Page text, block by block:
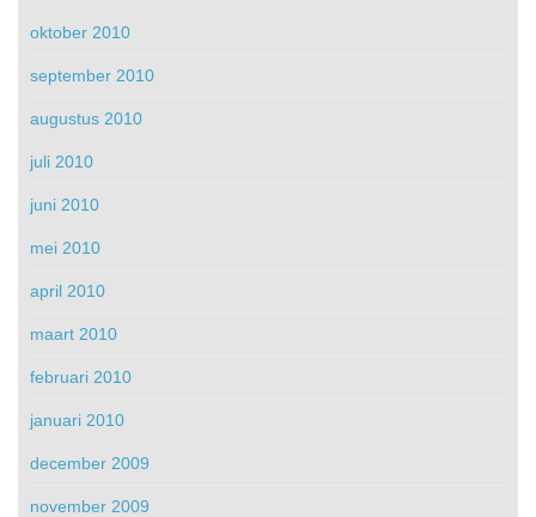
oktober 2010
september 2010
augustus 2010
juli 2010
juni 2010
mei 2010
april 2010
maart 2010
februari 2010
januari 2010
december 2009
november 2009